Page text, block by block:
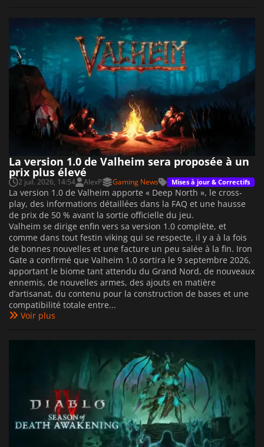
La version 1.0 de Valheim sera proposée à un
prix plus élevé
2 juil. 2026, 14:54 AlexP Gaming News Mises à jour & Correctifs
La version 1.0 de Valheim apporte « Deep North », le cross-
play, des informations détaillées dans la FAQ et une hausse
de prix de 50 % avant la sortie officielle du jeu.
Valheim se dirige enfin vers sa version 1.0 complète, et
comme dans tout festin viking qui se respecte, il y a à la fois
de bonnes nouvelles et une facture un peu salée à la fin. Iron
Gate a confirmé que Valheim 1.0 sortira le 9 septembre 2026,
apportant le biome tant attendu du Grand Nord, de nouveaux
ennemis, de nouvelles armes, des ajouts en matière
d’artisanat, du contenu pour la construction de bases et une
compatibilité totale entre...
Voir plus